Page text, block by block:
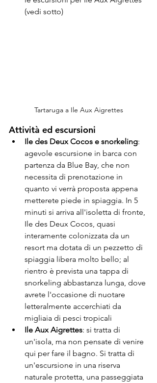
(vedi sotto)
Tartaruga a Ile Aux Aigrettes
Attività ed escursioni
Ile des Deux Cocos e snorkeling:
agevole escursione in barca con
partenza da Blue Bay, che non
necessita di prenotazione in
quanto vi verrà proposta appena
metterete piede in spiaggia. In 5
minuti si arriva all'isoletta di fronte,
Ile des Deux Cocos, quasi
interamente colonizzata da un
resort ma dotata di un pezzetto di
spiaggia libera molto bello; al
rientro è prevista una tappa di
snorkeling abbastanza lunga, dove
avrete l'occasione di nuotare
letteralmente accerchiati da
migliaia di pesci tropicali
Ile Aux Aigrettes: si tratta di
un'isola, ma non pensate di venire
qui per fare il bagno. Si tratta di
un'escursione in una riserva
naturale protetta, una passeggiata